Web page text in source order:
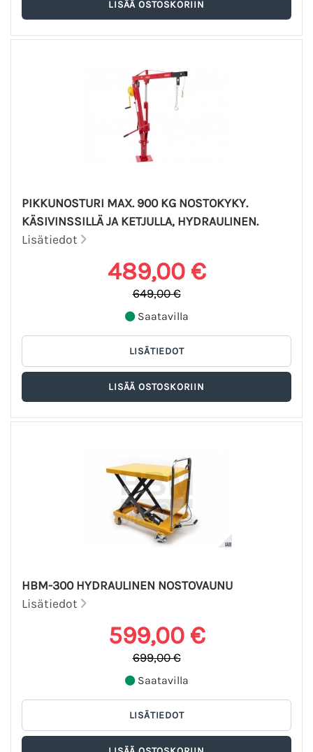
PIKKUNOSTURI MAX. 900 KG NOSTOKYKY.
KÄSIVINSSILLÄ JA KETJULLA, HYDRAULINEN.
Lisätiedot
489,00 €
649,00 €
Saatavilla
HBM-300 HYDRAULINEN NOSTOVAUNU
Lisätiedot
599,00 €
699,00 €
Saatavilla